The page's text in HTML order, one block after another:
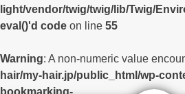
light/vendor/twig/twig/lib/Twig/
eval()'d code on line 55
Warning: A non-numeric value
hair/my-hair.jp/public_html/wp-
bookmarking-